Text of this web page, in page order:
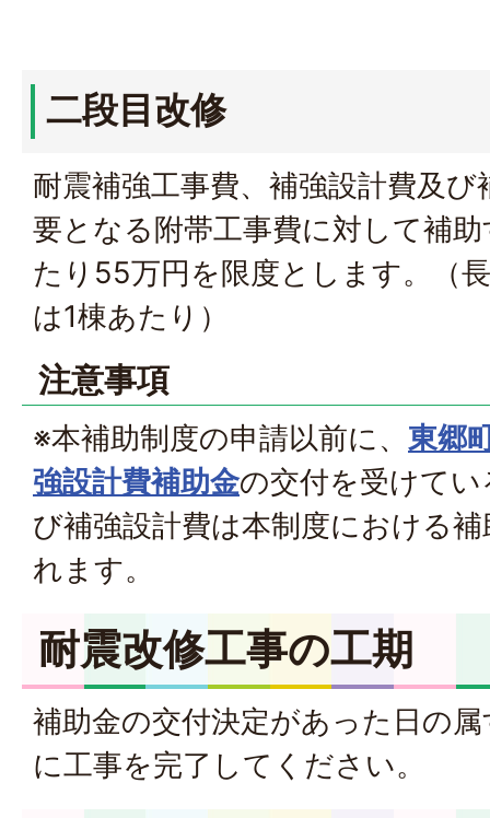
二段目改修
耐震補強工事費、補強設計費及
要となる附帯工事費に対して補
たり55万円を限度とします。（
は1棟あたり）
注意事項
※本補助制度の申請以前に、 東郷
強設計費補助金の交付を受けて
び補強設計費は本制度における
れます。
耐震改修工事の工期
補助金の交付決定があった日の
に工事を完了してください。